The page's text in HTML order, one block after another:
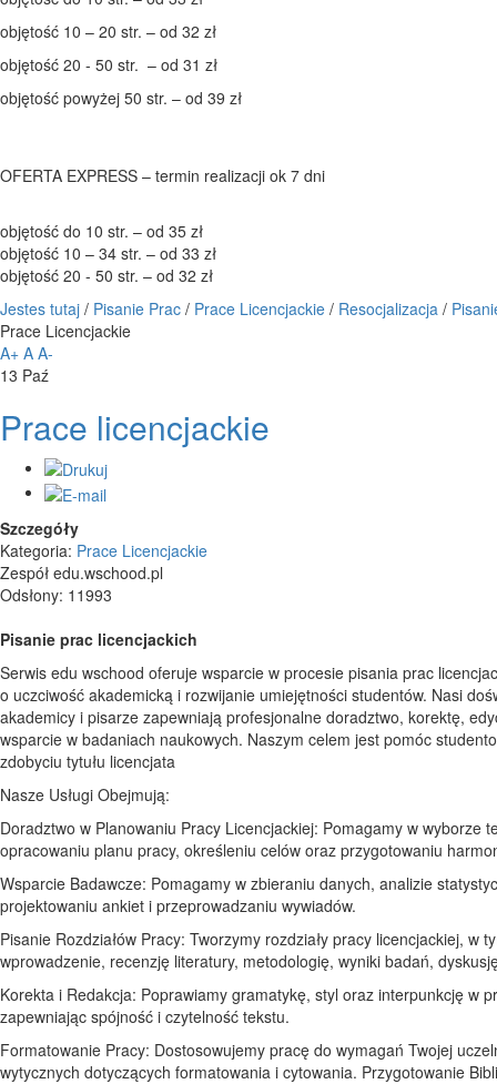
objętość 10 – 20 str. – od 32 zł
objętość 20 - 50 str. – od 31 zł
objętość powyżej 50 str. – od 39 zł
OFERTA EXPRESS – termin realizacji ok 7 dni
objętość do 10 str. – od 35 zł
objętość 10 – 34 str. – od 33 zł
objętość 20 - 50 str. – od 32 zł
Jestes tutaj / Pisanie Prac / Prace Licencjackie / Resocjalizacja /
Prace Licencjackie
A+ A A-
13 Paź
Prace licencjackie
Szczegóły
Kategoria: Prace Licencjackie
Zespół edu.wschood.pl
Odsłony: 11993
Pisanie prac licencjackich
Serwis edu wschood oferuje wsparcie w procesie pisania prac
o uczciwość akademicką i rozwijanie umiejętności studentów. Nasi
akademicy i pisarze zapewniają profesjonalne doradztwo, korektę,
wsparcie w badaniach naukowych. Naszym celem jest pomóc
zdobyciu tytułu licencjata
Nasze Usługi Obejmują:
Doradztwo w Planowaniu Pracy Licencjackiej: Pomagamy w wyborze
opracowaniu planu pracy, określeniu celów oraz przygotowaniu
Wsparcie Badawcze: Pomagamy w zbieraniu danych, analizie
projektowaniu ankiet i przeprowadzaniu wywiadów.
Pisanie Rozdziałów Pracy: Tworzymy rozdziały pracy licencjackiej, w
wprowadzenie, recenzję literatury, metodologię, wyniki badań,
Korekta i Redakcja: Poprawiamy gramatykę, styl oraz interpunkcję w
zapewniając spójność i czytelność tekstu.
Formatowanie Pracy: Dostosowujemy pracę do wymagań Twojej
wytycznych dotyczących formatowania i cytowania. Przygotowanie